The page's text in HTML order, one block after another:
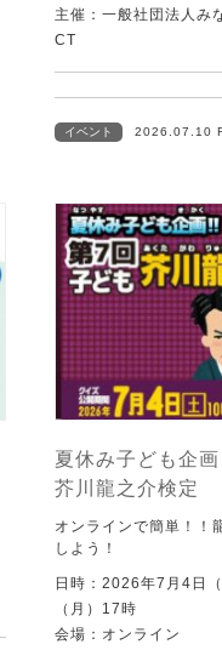
主催：一般社団法人み
CT
イベント 2026.07.10
夏休み子ども企
芥川龍之介検定
オンラインで簡単！！
しよう！
日時：2026年7月4日
（月）17時
会場：オンライン